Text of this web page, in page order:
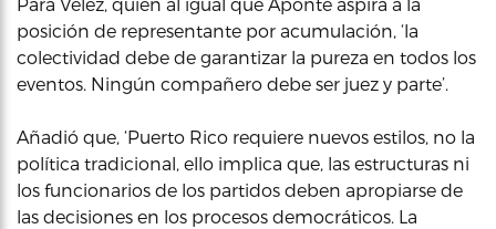
posición de representante por acumulación, ‘la
colectividad debe de garantizar la pureza en todos los
eventos. Ningún compañero debe ser juez y parte’.
Añadió que, ‘Puerto Rico requiere nuevos estilos, no la
política tradicional, ello implica que, las estructuras ni
los funcionarios de los partidos deben apropiarse de
las decisiones en los procesos democráticos. La